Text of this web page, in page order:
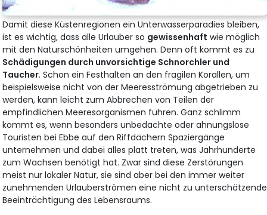
Damit diese Küstenregionen ein Unterwasserparadies bleiben,
ist es wichtig, dass alle Urlauber so gewissenhaft wie möglich
mit den Naturschönheiten umgehen. Denn oft kommt es zu
Schädigungen durch unvorsichtige Schnorchler und
Taucher. Schon ein Festhalten an den fragilen Korallen, um
beispielsweise nicht von der Meeresströmung abgetrieben zu
werden, kann leicht zum Abbrechen von Teilen der
empfindlichen Meeresorganismen führen. Ganz schlimm
kommt es, wenn besonders unbedachte oder ahnungslose
Touristen bei Ebbe auf den Riffdächern Spaziergänge
unternehmen und dabei alles platt treten, was Jahrhunderte
zum Wachsen benötigt hat. Zwar sind diese Zerstörungen
meist nur lokaler Natur, sie sind aber bei den immer weiter
zunehmenden Urlauberströmen eine nicht zu unterschätzende
Beeinträchtigung des Lebensraums.